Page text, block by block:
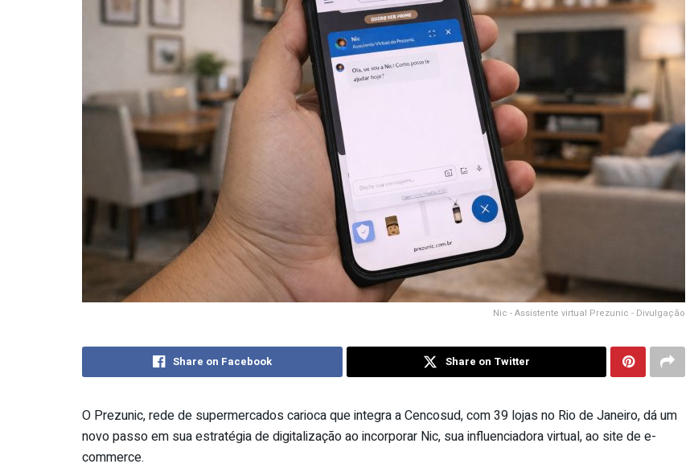
Nic - Assistente virtual Prezunic - Divulgação
Share on Facebook Share on Twitter
O Prezunic, rede de supermercados carioca que integra a Cencosud, com 39 lojas no Rio de Janeiro, dá um
novo passo em sua estratégia de digitalização ao incorporar Nic, sua influenciadora virtual, ao site de e-
commerce.